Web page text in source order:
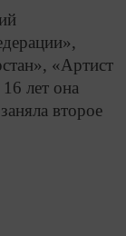
«Артист
лет она
второе